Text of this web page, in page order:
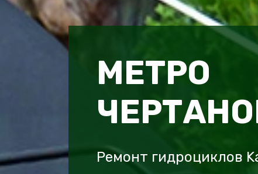
МЕТРО
Ремонт гидроциклов